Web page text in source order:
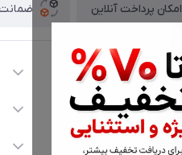
امکان پرداخت آنلاین ضمانت